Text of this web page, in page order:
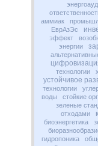
аммиак
ЕврАзЭс
эффект
энергии
технологии
устойчивое
технологии
воды
стойкие
зеленые
отходами
биоэнергетика
гидропоника